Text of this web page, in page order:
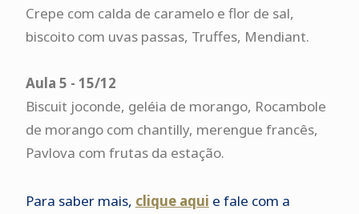
Crepe com calda de caramelo e flor de sal,
biscoito com uvas passas, Truffes, Mendiant.
Aula 5 - 15/12
Biscuit joconde, geléia de morango, Rocambole
de morango com chantilly, merengue francês,
Pavlova com frutas da estação.
Para saber mais, clique aqui e fale com a